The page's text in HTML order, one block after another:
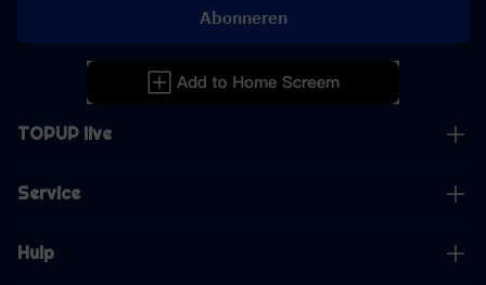
TOPUP live
Service
Hulp
Abonneren